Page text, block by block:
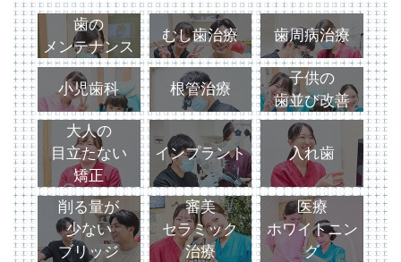
歯の
メンテナンス
むし歯治療 歯周病治療
小児歯科 根管治療
子供の
歯並び改善
大人の
目立たない
矯正
インプラント 入れ歯
削る量が
少ない
ブリッジ
審美
セラミック
治療
医療
ホワイトニン
グ